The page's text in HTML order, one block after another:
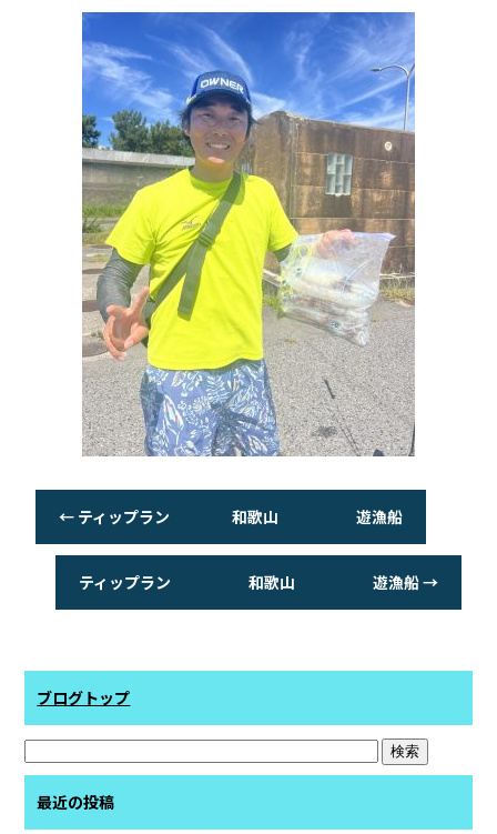
← ティップラン 和歌山 遊漁船
ティップラン 和歌山 遊漁船→
ブログトップ
最近の投稿